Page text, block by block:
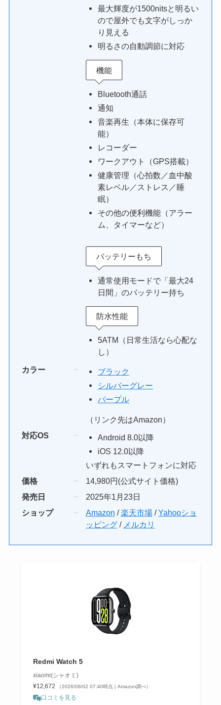
最大輝度が1500nitsと明るい
ので屋外でも文字がしっか
り見える
明るさの自動調節に対応
機能
Bluetooth通話
通知
音楽再生（本体に保存可
能）
レコーダー
ワークアウト（GPS搭載）
健康管理（心拍数／血中酸
素レベル／ストレス／睡
眠）
その他の便利機能（アラー
ム、タイマーなど）
バッテリーもち
通常使用モードで「最大24
日間」のバッテリー持ち
防水性能
5ATM（日常生活なら心配な
し）
カラー
ブラック
シルバーグレー
パープル
（リンク先はAmazon）
対応OS
Android 8.0以降
iOS 12.0以降
いずれもスマートフォンに対応
価格
14,980円(公式サイト価格)
発売日
2025年1月23日
ショップ
Amazon /楽天市場/Yahooショ
ッピング/ メルカリ
Redmi Watch 5
xiaomi(シャオミ)
¥12,672
（2026/08/02 07:40時点 | Amazon調べ）
口コミを見る